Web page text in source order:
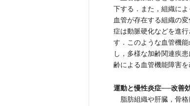
下する．また，組織に
血管が存在する組織の
症は動脈硬化などを進
す．このような血管機
し，多様な加齢関連疾
齢による血管機能障害
運動と慢性炎症──改善
脂肪組織や肝臓，骨格